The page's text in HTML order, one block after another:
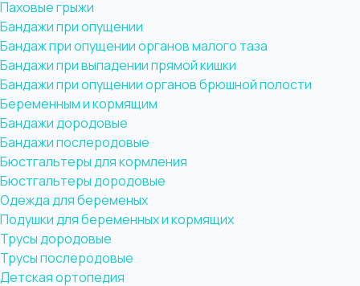
Паховые грыжи
Бандажи при опущении
Бандаж при опущении органов малого таза
Бандажи при выпадении прямой кишки
Бандажи при опущении органов брюшной полости
Беременным и кормящим
Бандажи дородовые
Бандажи послеродовые
Бюстгальтеры для кормления
Бюстгальтеры дородовые
Одежда для беременых
Подушки для беременных и кормящих
Трусы дородовые
Трусы послеродовые
Детская ортопедия